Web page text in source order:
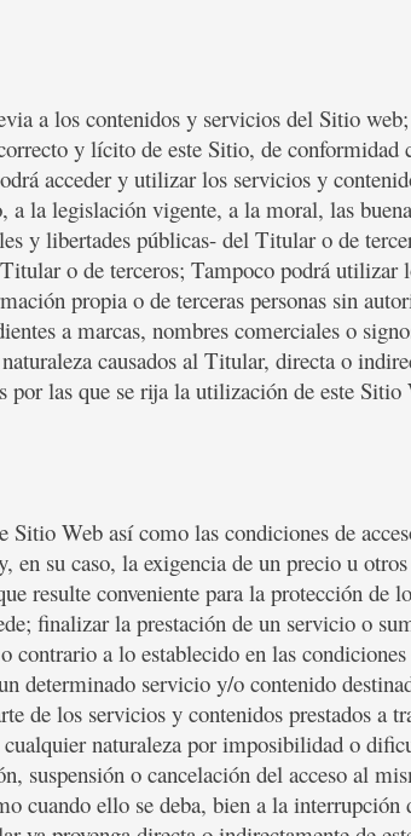
a los contenidos y servicios del Sitio
y lícito de este Sitio, de
acceder y utilizar los servicios y
la legislación vigente, a la moral, las
y libertades públicas- del Titular o de
o de terceros; Tampoco podrá utilizar
propia o de terceras personas sin
a marcas, nombres comerciales o
causados al Titular, directa o
por las que se rija la utilización de este Sitio
Web así como las condiciones de
su caso, la exigencia de un precio u
resulte conveniente para la protección de
finalizar la prestación de un servicio o
a lo establecido en las
determinado servicio y/o contenido
de los servicios y contenidos prestados a
naturaleza por imposibilidad o
suspensión o cancelación del acceso al
cuando ello se deba, bien a la